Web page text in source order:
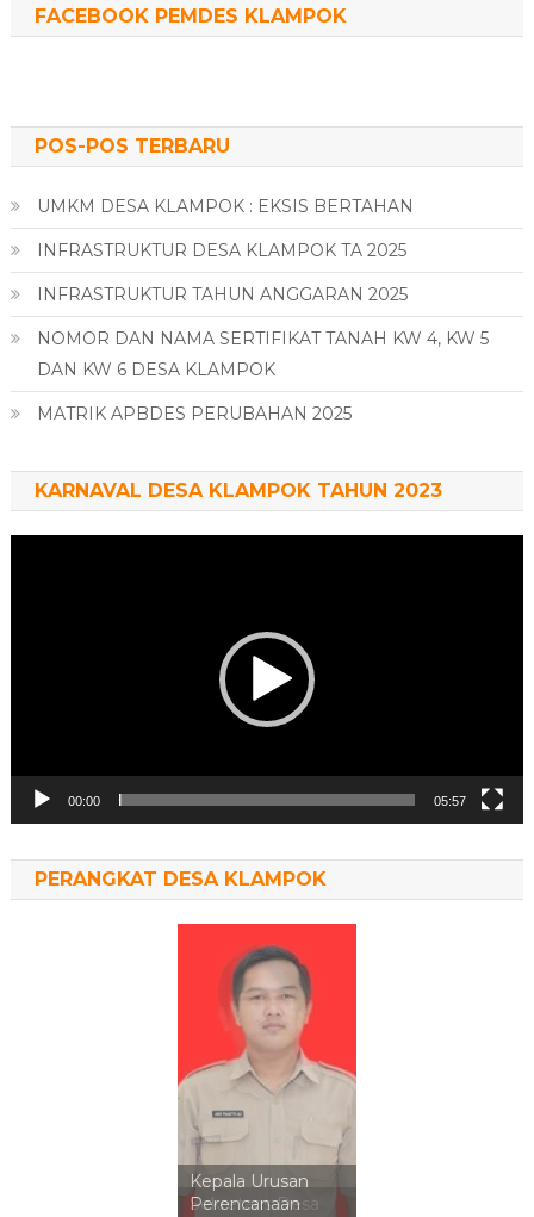
FACEBOOK PEMDES KLAMPOK
POS-POS TERBARU
UMKM DESA KLAMPOK : EKSIS BERTAHAN
INFRASTRUKTUR DESA KLAMPOK TA 2025
INFRASTRUKTUR TAHUN ANGGARAN 2025
NOMOR DAN NAMA SERTIFIKAT TANAH KW 4, KW 5
DAN KW 6 DESA KLAMPOK
MATRIK APBDES PERUBAHAN 2025
KARNAVAL DESA KLAMPOK TAHUN 2023
00:00 05:57
PERANGKAT DESA KLAMPOK
Kepala Urusan
Perencanaan